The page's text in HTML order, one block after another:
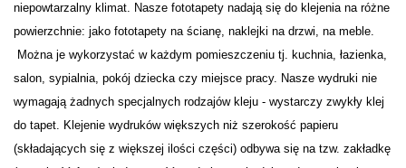
niepowtarzalny klimat. Nasze fototapety nadają się do klejenia na różne
powierzchnie: jako fototapety na ścianę, naklejki na drzwi, na meble.
Można je wykorzystać w każdym pomieszczeniu tj. kuchnia, łazienka,
salon, sypialnia, pokój dziecka czy miejsce pracy. Nasze wydruki nie
wymagają żadnych specjalnych rodzajów kleju - wystarczy zwykły klej
do tapet. Klejenie wydruków większych niż szerokość papieru
(składających się z większej ilości części) odbywa się na tzw. zakładkę